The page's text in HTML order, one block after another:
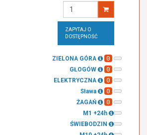
ZAPYTAJ O
DOSTĘPNOŚĆ
ZIELONA GÓRA 0
GŁOGÓW 0
ELEKTRYCZNA 0
Sława 0
ŻAGAŃ 0
M1 +24h
ŚWIEBODZIN